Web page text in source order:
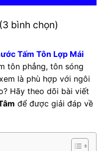
bình chọn)
Tấm Tôn Lợp Mái
tôn phẳng, tôn sóng
là phù hợp với ngôi
Hãy theo dõi bài viết
để được giải đáp về